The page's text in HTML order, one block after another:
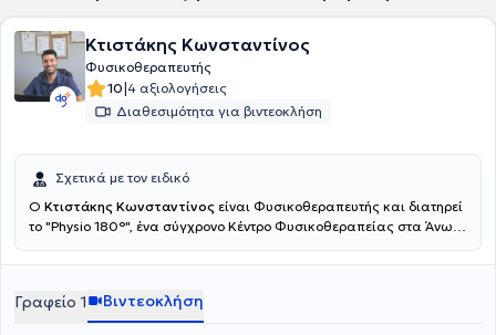
Κτιστάκης Κωνσταντίνος
Φυσικοθεραπευτής
10|4 αξιολογήσεις
Διαθεσιμότητα για βιντεοκλήση
Σχετικά με τον ειδικό
Ο Κτιστάκης Κωνσταντίνος είναι Φυσικοθεραπευτής και διατηρεί
το "Physio 180°", ένα σύγχρονο Κέντρο Φυσικοθεραπείας στα Άνω
αποκατάσταση αθλητικών τραυμάτων και τη βελτίωση της
φυσικοθεραπεία, βελονισμό και εξειδικευμένες τεχνικές
κινητοποίησης, προσαρμοσμένες στις ανάγκες του κάθε
Γραφείο 1 Βιντεοκλήση